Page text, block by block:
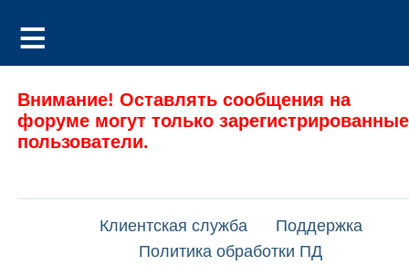
Внимание! Оставлять сообщения на
форуме могут только зарегистрированные
пользователи.
Клиентская служба
Поддержка
Политика обработки ПД